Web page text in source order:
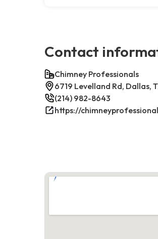
Contact
Chimney Professionals
6719 Levelland Rd, Dallas,
(214) 982-8643
https://